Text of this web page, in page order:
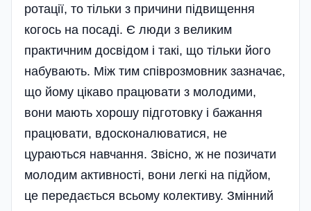
ротації, то тільки з причини підвищення
когось на посаді. Є люди з великим
практичним досвідом і такі, що тільки його
набувають. Між тим співрозмовник зазначає,
що йому цікаво працювати з молодими,
вони мають хорошу підготовку і бажання
працювати, вдосконалюватися, не
цураються навчання. Звісно, ж не позичати
молодим активності, вони легкі на підйом,
це передається всьому колективу. Змінний